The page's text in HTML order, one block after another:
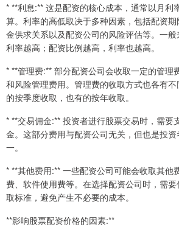
* **利息:** 这是配资的核心成本，通常以月利
算。利率的高低取决于多种因素，包括配资
金供求关系以及配资公司的风险评估等。一般
利率越高；配资比例越高，利率也越高。
* **管理费:** 部分配资公司会收取一定的管理
和风险管理费用。管理费的收取方式也各有
的按季度收取，也有的按年收取。
* **交易佣金:** 投资者进行股票交易时，需要
金。这部分费用与配资公司无关，但也是投
一。
* **其他费用:** 一些配资公司可能会收取其他
费、软件使用费等。在选择配资公司时，需
取标准，避免产生不必要的成本。
**影响股票配资价格的因素:**